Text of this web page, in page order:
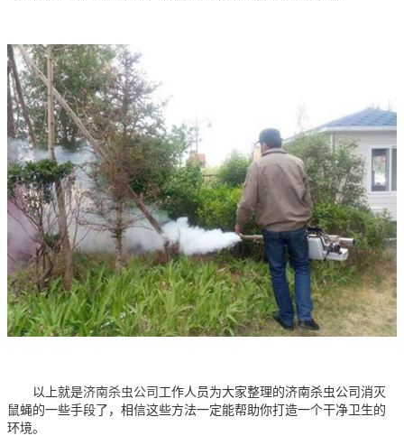
以上就是济南杀虫公司工作人员为大家整理的济南杀虫公司消灭
鼠蝇的一些手段了，相信这些方法一定能帮助你打造一个干净卫生的
环境。